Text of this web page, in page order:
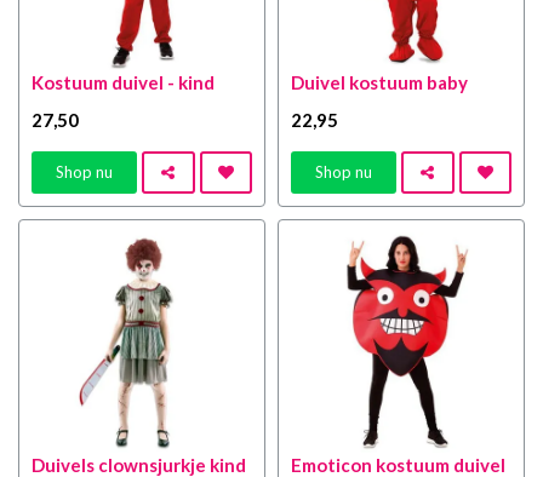
Kostuum duivel - kind
27 ,50
Shop nu
Duivel kostuum baby
22 ,95
Shop nu
Duivels clownsjurkje kind
Emoticon kostuum duivel